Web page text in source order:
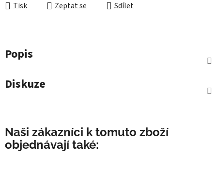
Tisk Zeptat se Sdílet
Popis
Diskuze
Naši zákazníci k tomuto zboží
objednávají také: